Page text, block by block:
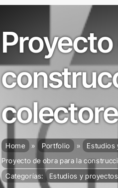
Home Portfolio
Estudios
Proyecto de obra para la
Categorías:
Estudios y proyectos